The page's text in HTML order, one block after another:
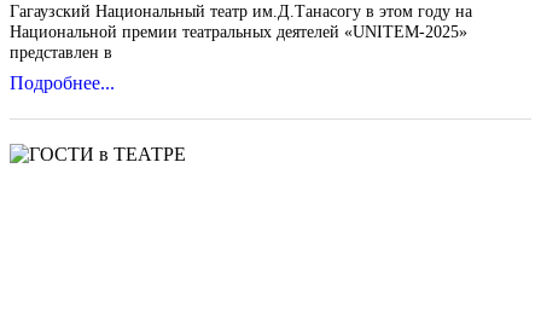
Гагаузский Национальный театр им.Д.Танасогу в этом году на
Национальной премии театральных деятелей «UNITEM-2025»
представлен в
Подробнее...